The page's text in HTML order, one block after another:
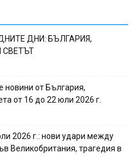
ДНИ: БЪЛГАРИЯ,
СВЕТЪТ
новини от България,
от 16 до 22 юли 2026 г.
2026 г.: нови удари между
Великобритания, трагедия в